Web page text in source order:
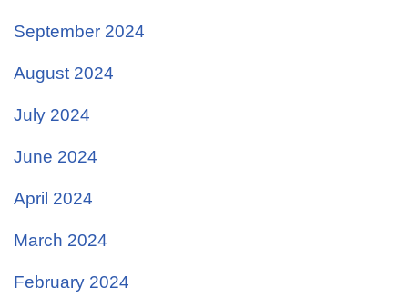
September 2024
August 2024
July 2024
June 2024
April 2024
March 2024
February 2024